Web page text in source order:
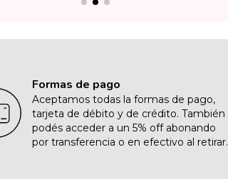
Formas de pago
Aceptamos todas la formas de pago,
tarjeta de débito y de crédito. También
podés acceder a un 5% off abonando
por transferencia o en efectivo al retirar.